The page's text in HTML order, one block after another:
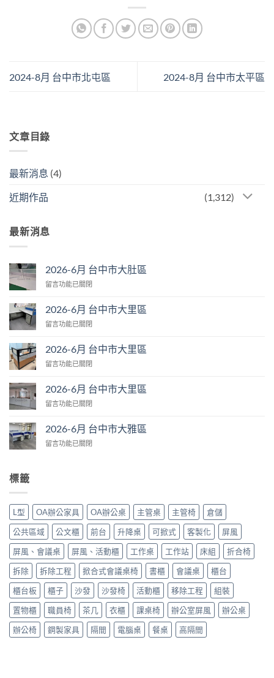
文章目錄
最新消息 (4)
近期作品 (1,312)
最新消息
2026-6月 台中市大肚區
在
月
台
市
肚
中
留言功能已關閉
2026-6月 台中市大里區
在
月
台
市
里
中
留言功能已關閉
2026-6月 台中市大里區
在
月
台
市
里
留言功能已關閉
2026-6月 台中市大里區
在
月
台
中
留言功能已關閉
2026-6月 台中市大雅區
在
市
大
雅
區〉
中
留言功能已關閉
標籤
L型 OA辦公家具 OA辦公桌 主管桌 主管椅
倉儲
公共區域
公文櫃 前台 升降桌 可掀式 客製化
屏風
屏風、會議桌
屏風、活動櫃 工作桌 工作站 床組
折合椅
拆除
拆除工程 掀合式會議桌椅 書櫃 會議桌
櫃台
櫃台板
櫃子 沙發 沙發椅 活動櫃 移除工程
組裝
置物櫃
職員椅 茶几 衣櫃 課桌椅 辦公室屏風
辦公桌
辦公椅
鋼製家具 隔間 電腦桌 餐桌 高隔間
2024-8月 台中市北屯區 2024-8月 台中市太平區